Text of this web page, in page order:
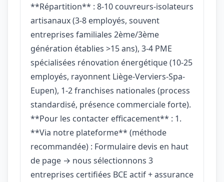
**Répartition** : 8-10 couvreurs-isolateurs
artisanaux (3-8 employés, souvent
entreprises familiales 2ème/3ème
génération établies >15 ans), 3-4 PME
spécialisées rénovation énergétique (10-25
employés, rayonnent Liège-Verviers-Spa-
Eupen), 1-2 franchises nationales (process
standardisé, présence commerciale forte).
**Pour les contacter efficacement** : 1.
**Via notre plateforme** (méthode
recommandée) : Formulaire devis en haut
de page → nous sélectionnons 3
entreprises certifiées BCE actif + assurance